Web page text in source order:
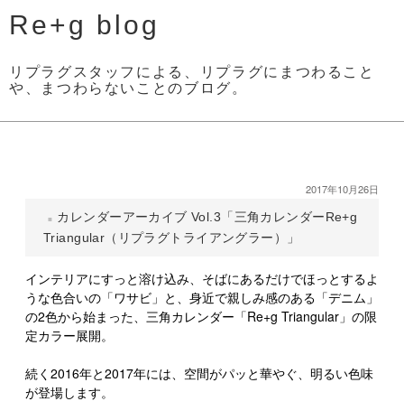
Re+g blog
リプラグスタッフによる、リプラグにまつわること
や、まつわらないことのブログ。
2017年10月26日
カレンダーアーカイブ Vol.3「三角カレンダーRe+g
Triangular（リプラグトライアングラー）」
インテリアにすっと溶け込み、そばにあるだけでほっとするよ
うな色合いの「ワサビ」と、身近で親しみ感のある「デニム」
の2色から始まった、三角カレンダー「Re+g Triangular」の限
定カラー展開。
続く2016年と2017年には、空間がパッと華やぐ、明るい色味
が登場します。